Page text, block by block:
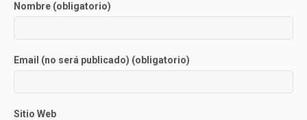
Nombre (obligatorio)
Email (no será publicado) (obligatorio)
Sitio Web